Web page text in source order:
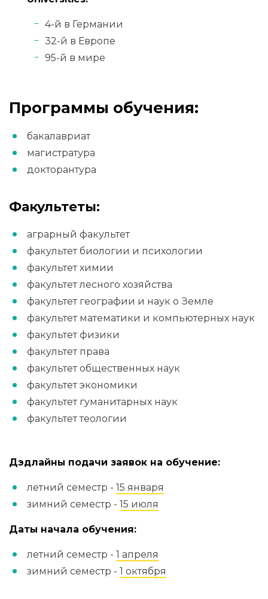
4-й в Германии
32-й в Европе
95-й в мире
Программы обучения:
бакалавриат
магистратура
докторантура
Факультеты:
аграрный факультет
факультет биологии и психологии
факультет химии
факультет лесного хозяйства
факультет географии и наук о Земле
факультет математики и компьютерных наук
факультет физики
факультет права
факультет общественных наук
факультет экономики
факультет гуманитарных наук
факультет теологии
Дэдлайны подачи заявок на обучение:
летний семестр - 15 января
зимний семестр - 15 июля
Даты начала обучения:
летний семестр - 1 апреля
зимний семестр - 1 октября